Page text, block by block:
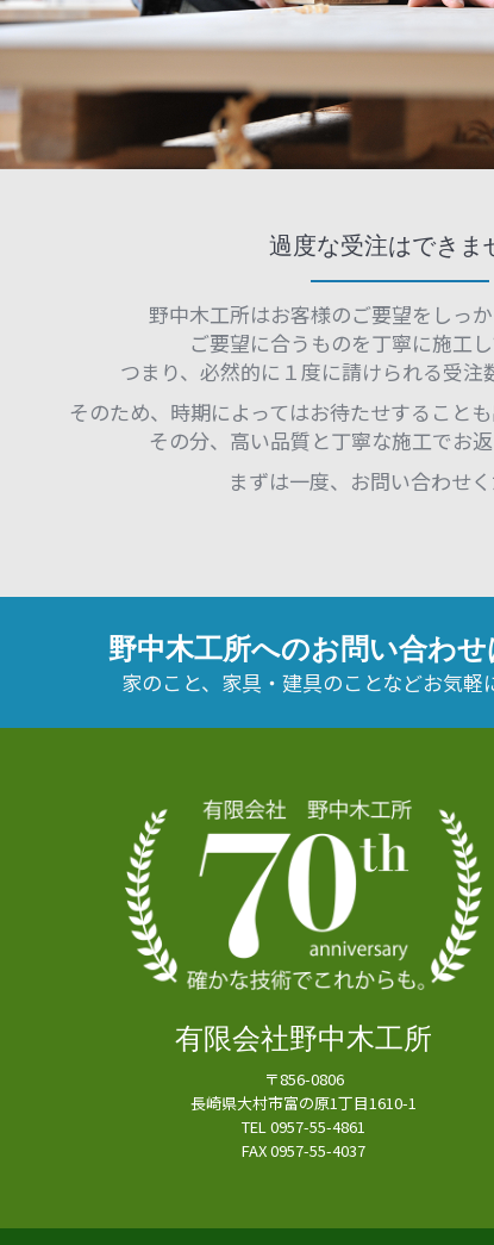
過度な受注はできま
野中木工所はお客様のご要望をしっか
ご要望に合うものを丁寧に施工し
つまり、必然的に１度に請けられる受注
そのため、時期によってはお待たせすることも
その分、高い品質と丁寧な施工でお返
まずは一度、お問い合わせく
野中木工所へのお問い合わせ
家のこと、家具・建具のことなどお気軽
有限会社野中木工所
〒856-0806
長崎県大村市富の原1丁目1610-1
TEL 0957-55-4861
FAX 0957-55-4037